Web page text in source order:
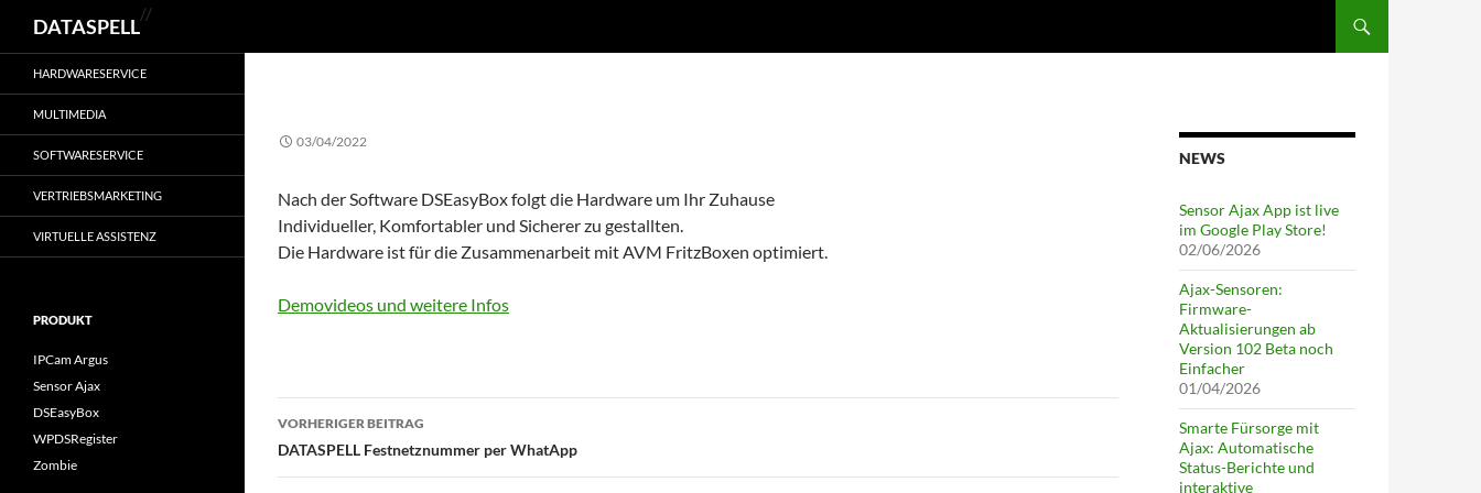
//
DATASPELL
03/04/2022
Nach der Software DSEasyBox folgt die Hardware um Ihr Zuhause
Individueller, Komfortabler und Sicherer zu gestallten.
Die Hardware ist für die Zusammenarbeit mit AVM FritzBoxen optimiert.
Demovideos und weitere Infos
Beitragsnavigation
VORHERIGER BEITRAG
DATASPELL Festnetznummer per WhatApp
NEWS
Sensor Ajax App ist live
im Google Play Store!
02/06/2026
Ajax-Sensoren:
Firmware-
Aktualisierungen ab
Version 102 Beta noch
Einfacher
01/04/2026
Smarte Fürsorge mit
Ajax: Automatische
Status-Berichte und
interaktive
HARDWARESERVICE
MULTIMEDIA
SOFTWARESERVICE
VERTRIEBSMARKETING
VIRTUELLE ASSISTENZ
PRODUKT
IPCam Argus
Sensor Ajax
DSEasyBox
WPDSRegister
Zombie